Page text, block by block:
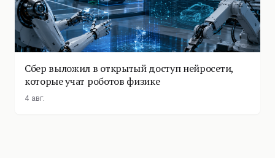
Сбер выложил в открытый доступ нейросети,
которые учат роботов физике
4 авг.